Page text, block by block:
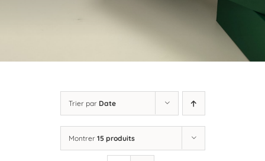
Trier par Date
Montrer 15 produits